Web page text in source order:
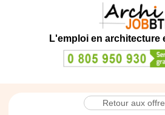
L'emploi en architecture
Retour aux